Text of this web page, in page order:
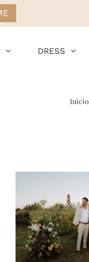
DRESS
Inicio